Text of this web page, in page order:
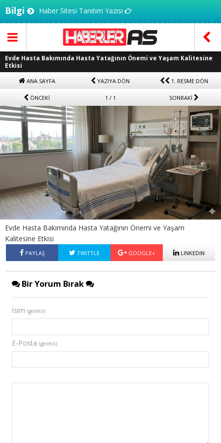
Bilgi Haber Sitesi Tanıtım Yazısı
Evde Hasta Bakımında Hasta Yatağının Önemi ve Yaşam Kalitesine
Etkisi
ANA SAYFA YAZIYA DÖN 1. RESME DÖN
ÖNCEKİ 1 / 1 SONRAKİ
Evde Hasta Bakımında Hasta Yatağının Önemi ve Yaşam
Kalitesine Etkisi
PAYLAŞ TWITTLE GOOGLE+ LINKEDIN
Bir Yorum Bırak
İsim (gerekli)
E-Posta (gerekli)